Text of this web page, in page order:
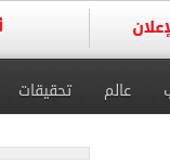
عالم تحقيقات